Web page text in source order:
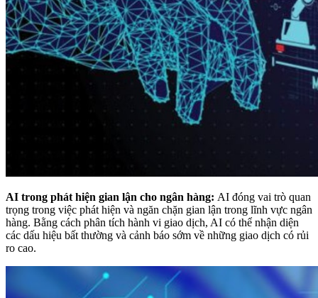
AI trong phát hiện gian lận cho ngân hàng: AI đóng vai trò quan
trọng trong việc phát hiện và ngăn chặn gian lận trong lĩnh vực ngân
hàng. Bằng cách phân tích hành vi giao dịch, AI có thể nhận diện
các dấu hiệu bất thường và cảnh báo sớm về những giao dịch có rủi
ro cao.